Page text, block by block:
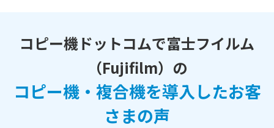
コピー機ドットコムで富士フイルム
（Fujifilm）の
コピー機・複合機を導入したお客
さまの声